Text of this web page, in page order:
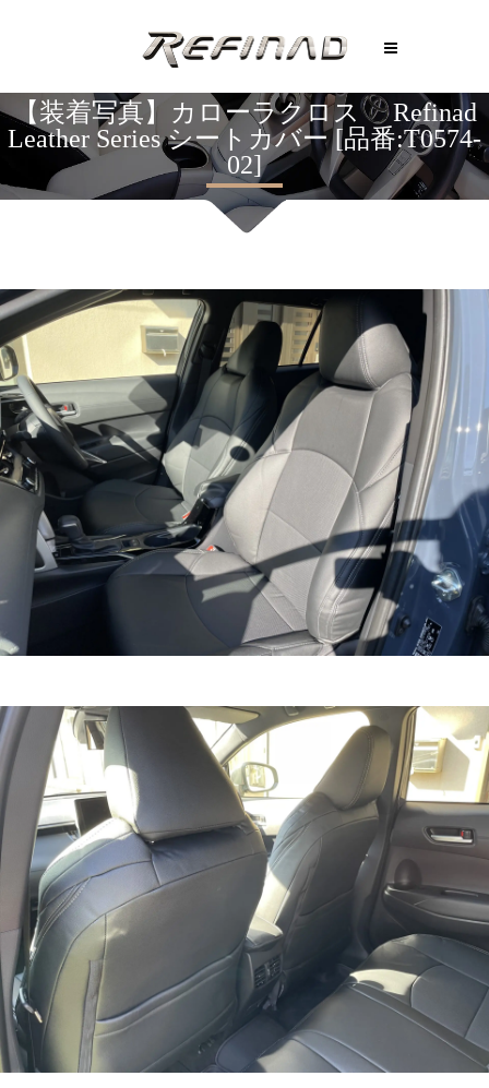
【装着写真】カローラクロス Refinad
Leather Series シートカバー [品番:T0574-
02]